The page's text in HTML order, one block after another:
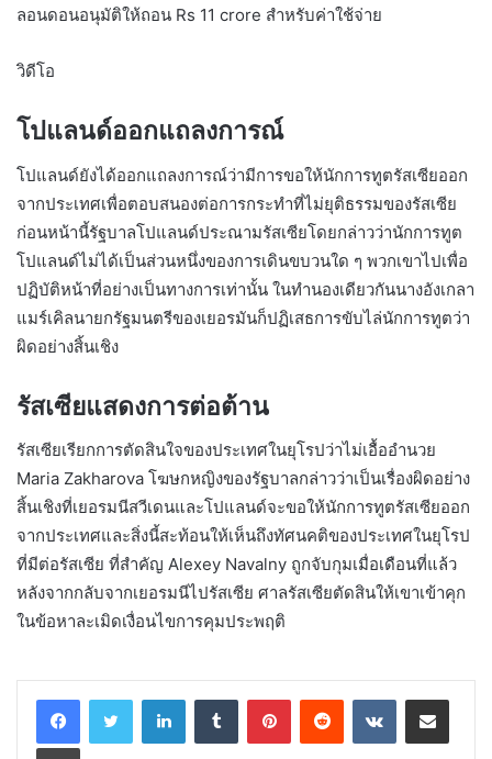
ลอนดอนอนุมัติให้ถอน Rs 11 crore สำหรับค่าใช้จ่าย
วิดีโอ
โปแลนด์ออกแถลงการณ์
โปแลนด์ยังได้ออกแถลงการณ์ว่ามีการขอให้นักการทูตรัสเซียออก
จากประเทศเพื่อตอบสนองต่อการกระทำที่ไม่ยุติธรรมของรัสเซีย
ก่อนหน้านี้รัฐบาลโปแลนด์ประณามรัสเซียโดยกล่าวว่านักการทูต
โปแลนด์ไม่ได้เป็นส่วนหนึ่งของการเดินขบวนใด ๆ พวกเขาไปเพื่อ
ปฏิบัติหน้าที่อย่างเป็นทางการเท่านั้น ในทำนองเดียวกันนางอังเกลา
แมร์เคิลนายกรัฐมนตรีของเยอรมันก็ปฏิเสธการขับไล่นักการทูตว่า
ผิดอย่างสิ้นเชิง
รัสเซียแสดงการต่อต้าน
รัสเซียเรียกการตัดสินใจของประเทศในยุโรปว่าไม่เอื้ออำนวย
Maria Zakharova โฆษกหญิงของรัฐบาลกล่าวว่าเป็นเรื่องผิดอย่าง
สิ้นเชิงที่เยอรมนีสวีเดนและโปแลนด์จะขอให้นักการทูตรัสเซียออก
จากประเทศและสิ่งนี้สะท้อนให้เห็นถึงทัศนคติของประเทศในยุโรป
ที่มีต่อรัสเซีย ที่สำคัญ Alexey Navalny ถูกจับกุมเมื่อเดือนที่แล้ว
หลังจากกลับจากเยอรมนีไปรัสเซีย ศาลรัสเซียตัดสินให้เขาเข้าคุก
ในข้อหาละเมิดเงื่อนไขการคุมประพฤติ
LinkedInTumblr PinterestReddit VKontakteShare via Email
Print